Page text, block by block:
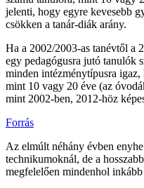
jelenti, hogy egyre kevesebb
csökken a tanár-diák arány.
Ha a 2002/2003-as tanévtől a
egy pedagógusra jutó tanulók
minden intézménytípusra igaz,
mint 10 vagy 20 éve (az
mint 2002-ben, 2012-höz
Forrás
Az elmúlt néhány évben
technikumoknál, de a
megfelelően mindenhol